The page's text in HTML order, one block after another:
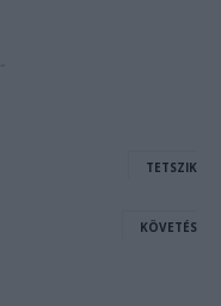
TETSZIK
KÖVETÉS